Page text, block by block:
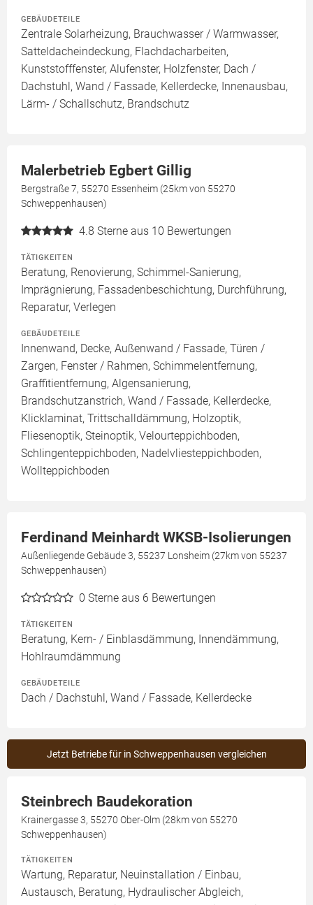
GEBÄUDETEILE
Zentrale Solarheizung, Brauchwasser / Warmwasser,
Satteldacheindeckung, Flachdacharbeiten,
Kunststofffenster, Alufenster, Holzfenster, Dach /
Dachstuhl, Wand / Fassade, Kellerdecke, Innenausbau,
Lärm- / Schallschutz, Brandschutz
Malerbetrieb Egbert Gillig
Bergstraße 7, 55270 Essenheim (25km von 55270
Schweppenhausen)
4.8 Sterne aus 10 Bewertungen
TÄTIGKEITEN
Beratung, Renovierung, Schimmel-Sanierung,
Imprägnierung, Fassadenbeschichtung, Durchführung,
Reparatur, Verlegen
GEBÄUDETEILE
Innenwand, Decke, Außenwand / Fassade, Türen /
Zargen, Fenster / Rahmen, Schimmelentfernung,
Graffitientfernung, Algensanierung,
Brandschutzanstrich, Wand / Fassade, Kellerdecke,
Klicklaminat, Trittschalldämmung, Holzoptik,
Fliesenoptik, Steinoptik, Velourteppichboden,
Schlingenteppichboden, Nadelvliesteppichboden,
Wollteppichboden
Ferdinand Meinhardt WKSB-Isolierungen
Außenliegende Gebäude 3, 55237 Lonsheim (27km von 55237
Schweppenhausen)
0 Sterne aus 6 Bewertungen
TÄTIGKEITEN
Beratung, Kern- / Einblasdämmung, Innendämmung,
Hohlraumdämmung
GEBÄUDETEILE
Dach / Dachstuhl, Wand / Fassade, Kellerdecke
Jetzt Betriebe für in Schweppenhausen vergleichen
Steinbrech Baudekoration
Krainergasse 3, 55270 Ober-Olm (28km von 55270
Schweppenhausen)
TÄTIGKEITEN
Wartung, Reparatur, Neuinstallation / Einbau,
Austausch, Beratung, Hydraulischer Abgleich,